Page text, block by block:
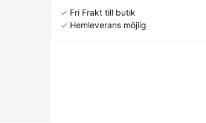
✓ Fri Frakt till butik
✓ Hemleverans möjlig